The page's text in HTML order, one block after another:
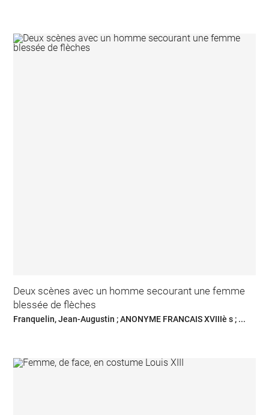
Deux scènes avec un homme secourant une femme
blessée de flèches
Franquelin, Jean-Augustin ; ANONYME FRANCAIS XVIIIè s ; ...